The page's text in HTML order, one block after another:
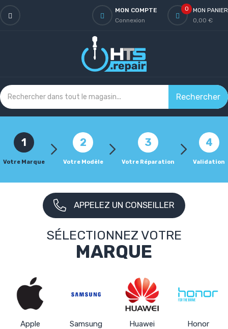
0
MON PANIER
0,00 €
MON COMPTE
Connexion
Rechercher
1
Votre Marque
2
Votre Modèle
3
Votre Réparation
4
Validation
APPELEZ UN CONSEILLER
SÉLECTIONNEZ VOTRE
MARQUE
Apple Samsung Huawei Honor